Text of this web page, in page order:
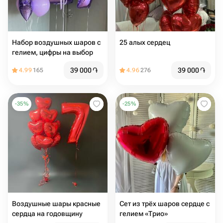
Набор воздушных шаров с
гелием, цифры на выбор
4.99 165 39 000֏
25 алых сердец
4.96276 39 000֏
-35%
Воздушные шары красные
сердца на годовщину
-25%
Сет из трёх шаров сердце с
гелием «Трио»